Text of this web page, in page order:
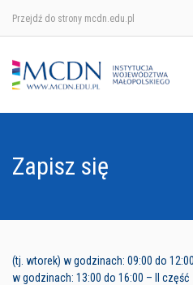
Przejdź do strony mcdn.edu.pl
Zapisz się
(tj. wtorek) w godzinach: 09:00 do
w godzinach: 13:00 do 16:00 – II część
Ośrodek w
Ośrodek w
Ośrodek w